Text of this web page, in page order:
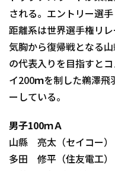
される。エントリー選
距離系は世界選手権リ
気胸から復帰戦となる
の代表入りを目指すと
イ200ｍを制した鵜澤飛
ーしている。
男子100ｍＡ
山縣 亮太（セイコー）
多田 修平（住友電工）